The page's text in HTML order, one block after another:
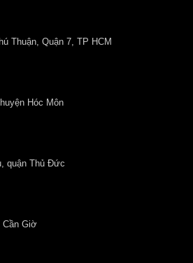
Thuận, Quận 7, TP HCM
Hóc Môn
quận Thủ Đức
Cần Giờ